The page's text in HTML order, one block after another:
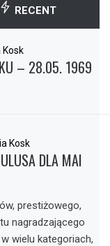
RECENT
Kosk
– 28.05. 1969
Kosk
DLA MAI
prestiżowego,
nagradzającego
wielu kategoriach,